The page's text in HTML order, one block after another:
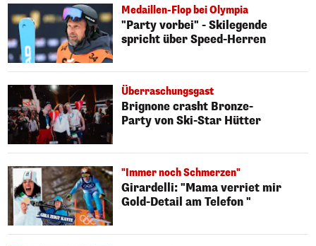
Medaillen-Flop bei Olympia
"Party vorbei" - Skilegende
spricht über Speed-Herren
Überraschungsgast
Brignone crasht Bronze-
Party von Ski-Star Hütter
"Immer noch Schmerzen"
Girardelli: "Mama verriet mir
Gold-Detail am Telefon "